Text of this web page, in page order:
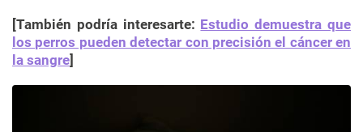
[También podría interesarte: Estudio demuestra que
los perros pueden detectar con precisión el cáncer en
la sangre]